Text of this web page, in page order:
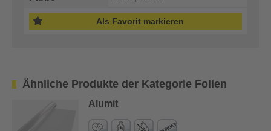
Als Favorit markieren
Ähnliche Produkte der Kategorie Folien
Alumit